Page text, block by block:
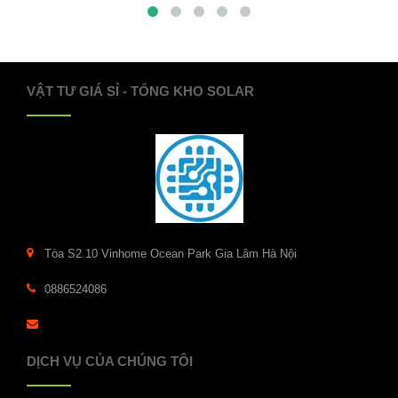
VẬT TƯ GIÁ SỈ - TỔNG KHO SOLAR
Tòa S2.10 Vinhome Ocean Park Gia Lâm Hà Nội
0886524086
DỊCH VỤ CỦA CHÚNG TÔI